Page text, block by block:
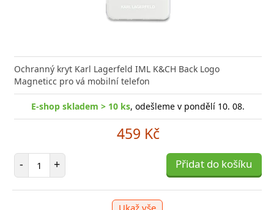
Ochranný kryt Karl Lagerfeld IML K&CH Back Logo
Magneticc pro vá mobilní telefon
E-shop skladem > 10 ks, odešleme v pondělí 10. 08.
459 Kč
- Počet položek
+ Přidat do košíku
Xiaomi s podporou rychlého nabíjení 33W
bleskurychle
skladem > 10 ks, odešleme v pondělí 10. 08.
položek Přidat do košíku
Síťová
-